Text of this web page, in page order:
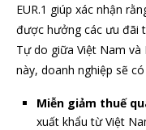
EUR.1 giúp xác nhận
được hưởng các ưu đãi
Tự do giữa Việt Nam và
này, doanh nghiệp sẽ
Miễn giảm thuế
xuất khẩu từ Việt